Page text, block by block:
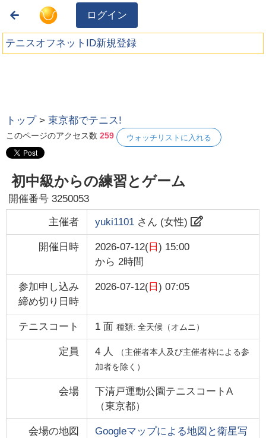
ログイン
テニスオフネットID新規登録
トップ >東京都でテニス!
このページのアクセス数259 ウォッチリストに入れる
初中級からの練習とゲーム
開催番号3250053
主催者 yuki1101さん (女性)
開催日時 2026-07-12(日 ) 15:00
から 2時間
参加申し込み
締め切り日時
2026-07-12(日 ) 07:05
テニスコート 1面 種類: 全天候（オムニ）
定員 4 人
（主催者本人及び主催者枠による参
加者を除く）
会場
下清戸運動公園テニスコートA
（東京都）
会場の地図
Googleマップによる地図と衛星写